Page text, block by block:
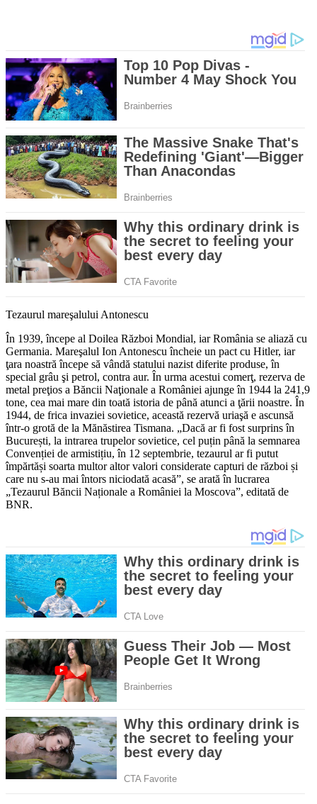
Tezaurul mareşalului Antonescu
În 1939, începe al Doilea Război Mondial, iar România se aliază cu
Germania. Mareşalul Ion Antonescu încheie un pact cu Hitler, iar
ţara noastră începe să vândă statului nazist diferite produse, în
special grâu şi petrol, contra aur. În urma acestui comerţ, rezerva de
metal preţios a Băncii Naţionale a României ajunge în 1944 la 241,9
tone, cea mai mare din toată istoria de până atunci a ţării noastre. În
1944, de frica invaziei sovietice, această rezervă uriaşă e ascunsă
într-o grotă de la Mănăstirea Tismana. „Dacă ar fi fost surprins în
București, la intrarea trupelor sovietice, cel puțin până la semnarea
Convenției de armistițiu, în 12 septembrie, tezaurul ar fi putut
împărtăși soarta multor altor valori considerate capturi de război și
care nu s-au mai întors niciodată acasă”, se arată în lucrarea
„Tezaurul Băncii Naționale a României la Moscova”, editată de
BNR.